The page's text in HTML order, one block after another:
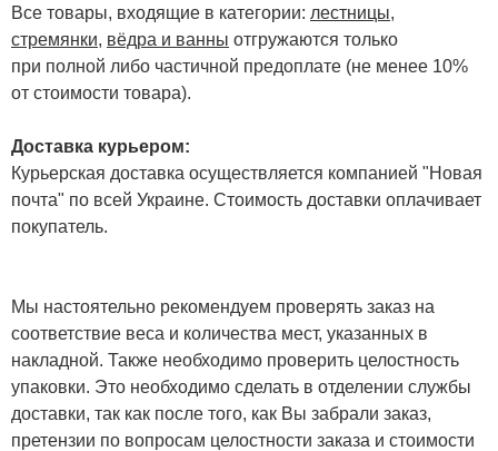
Все товары, входящие в категории: лестницы,
стремянки, вёдра и ванны отгружаются только
при полной либо частичной предоплате (не менее 10%
от стоимости товара).
Доставка курьером:
Курьерская доставка осуществляется компанией "Новая
почта" по всей Украине. Стоимость доставки оплачивает
покупатель.
Мы настоятельно рекомендуем проверять заказ на
соответствие веса и количества мест, указанных в
накладной. Также необходимо проверить целостность
упаковки. Это необходимо сделать в отделении службы
доставки, так как после того, как Вы забрали заказ,
претензии по вопросам целостности заказа и стоимости